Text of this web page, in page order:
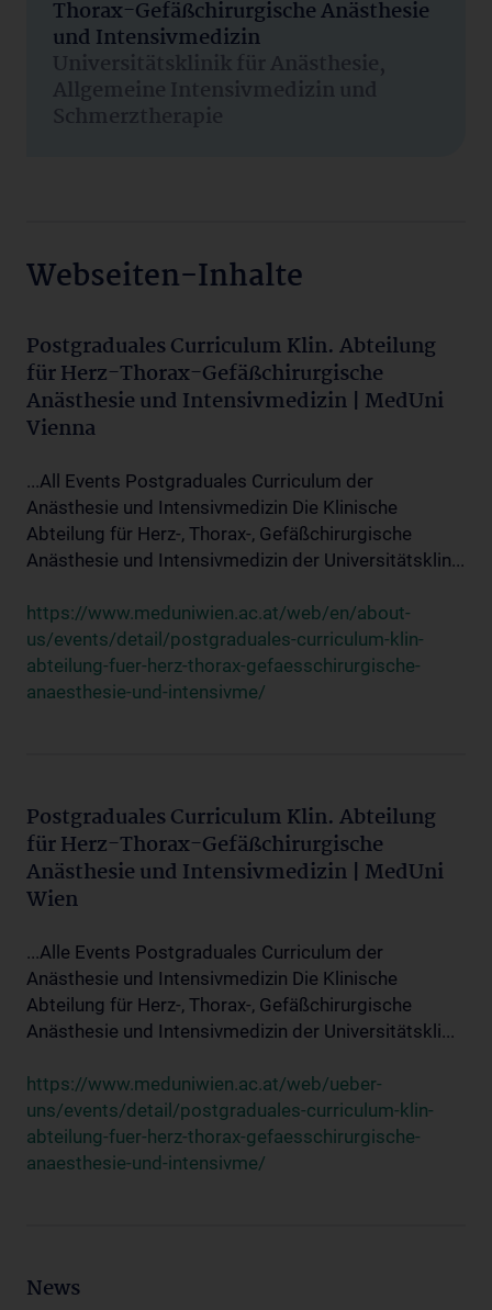
Thorax-Gefäßchirurgische Anästhesie
und Intensivmedizin
Universitätsklinik für Anästhesie,
Allgemeine Intensivmedizin und
Schmerztherapie
Webseiten-Inhalte
Postgraduales Curriculum Klin. Abteilung
für Herz-Thorax-Gefäßchirurgische
Anästhesie und Intensivmedizin | MedUni
Vienna
...All Events Postgraduales Curriculum der
Anästhesie und Intensivmedizin Die Klinische
Abteilung für Herz-, Thorax-, Gefäßchirurgische
Anästhesie und Intensivmedizin der Universitätsklin...
https://www.meduniwien.ac.at/web/en/about-
us/events/detail/postgraduales-curriculum-klin-
abteilung-fuer-herz-thorax-gefaesschirurgische-
anaesthesie-und-intensivme/
Postgraduales Curriculum Klin. Abteilung
für Herz-Thorax-Gefäßchirurgische
Anästhesie und Intensivmedizin | MedUni
Wien
...Alle Events Postgraduales Curriculum der
Anästhesie und Intensivmedizin Die Klinische
Abteilung für Herz-, Thorax-, Gefäßchirurgische
Anästhesie und Intensivmedizin der Universitätskli...
https://www.meduniwien.ac.at/web/ueber-
uns/events/detail/postgraduales-curriculum-klin-
abteilung-fuer-herz-thorax-gefaesschirurgische-
anaesthesie-und-intensivme/
News